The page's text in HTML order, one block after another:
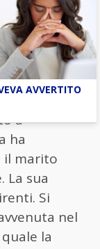
in
a
ha
il marito
La sua
Si
nel
la
AVVERTITO